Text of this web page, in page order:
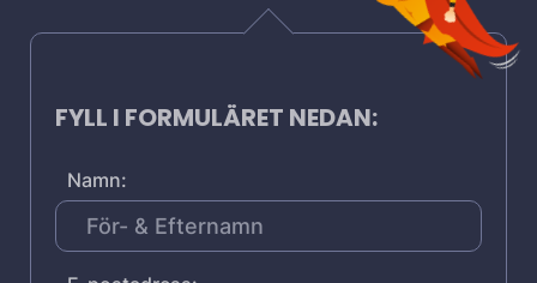
FYLL I FORMULÄRET NEDAN:
Namn: